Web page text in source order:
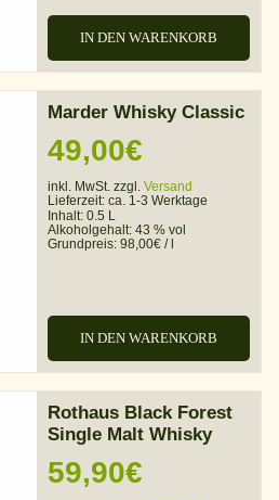
IN DEN WARENKORB
Marder Whisky Classic
49,00€
inkl. MwSt. zzgl. Versand
Lieferzeit: ca. 1-3 Werktage
Inhalt: 0.5 L
Alkoholgehalt: 43 % vol
Grundpreis: 98,00€ /
IN DEN WARENKORB
Rothaus Black Forest
Single Malt Whisky
59,90€